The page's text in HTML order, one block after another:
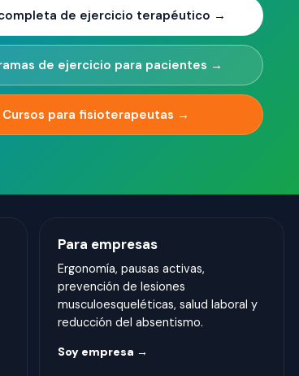
de ejercicio terapéutico →
de ejercicio para pacientes →
Cursos para fisioterapeutas →
Para empresas
Ergonomía, pausas activas,
prevención de lesiones
musculoesqueléticas, salud laboral y
reducción del absentismo.
Soy empresa →